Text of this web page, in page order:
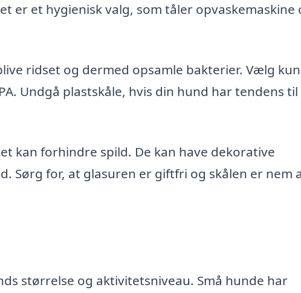
er et hygienisk valg, som tåler opvaskemaskine
ridset og dermed opsamle bakterier. Vælg kun
Undgå plastskåle, hvis din hund har tendens til
kan forhindre spild. De kan have dekorative
Sørg for, at glasuren er giftfri og skålen er nem
størrelse og aktivitetsniveau. Små hunde har